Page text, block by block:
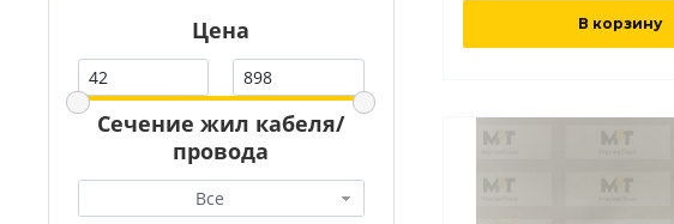
Цена
Сечение жил кабеля/
провода
Все
В корзину